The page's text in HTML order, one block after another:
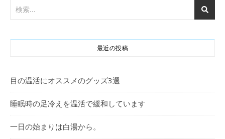
最近の投稿
目の温活にオススメのグッズ3選
睡眠時の足冷えを温活で緩和しています
一日の始まりは白湯から。